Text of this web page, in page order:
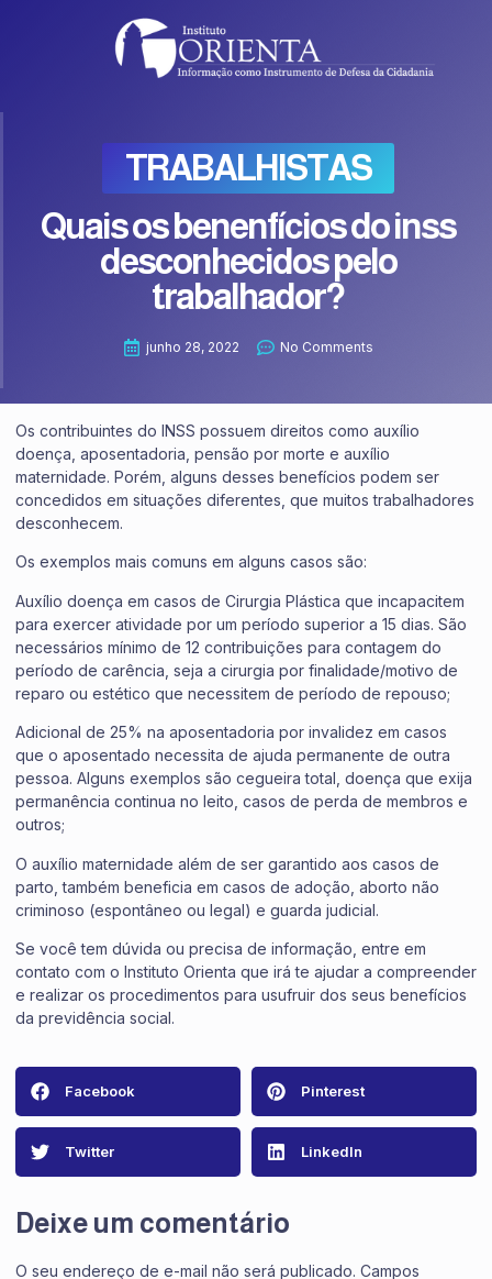
TRABALHISTAS
Quais os benenfícios do inss
desconhecidos pelo
trabalhador?
junho 28, 2022 No Comments
Os contribuintes do INSS possuem direitos como auxílio
doença, aposentadoria, pensão por morte e auxílio
maternidade. Porém, alguns desses benefícios podem ser
concedidos em situações diferentes, que muitos trabalhadores
desconhecem.
Os exemplos mais comuns em alguns casos são:
Auxílio doença em casos de Cirurgia Plástica que incapacitem
para exercer atividade por um período superior a 15 dias. São
necessários mínimo de 12 contribuições para contagem do
período de carência, seja a cirurgia por finalidade/motivo de
reparo ou estético que necessitem de período de repouso;
Adicional de 25% na aposentadoria por invalidez em casos
que o aposentado necessita de ajuda permanente de outra
pessoa. Alguns exemplos são cegueira total, doença que exija
permanência continua no leito, casos de perda de membros e
outros;
O auxílio maternidade além de ser garantido aos casos de
parto, também beneficia em casos de adoção, aborto não
criminoso (espontâneo ou legal) e guarda judicial.
Se você tem dúvida ou precisa de informação, entre em
contato com o Instituto Orienta que irá te ajudar a compreender
e realizar os procedimentos para usufruir dos seus benefícios
da previdência social.
Facebook Pinterest
Twitter LinkedIn
Deixe um comentário
O seu endereço de e-mail não será publicado. Campos